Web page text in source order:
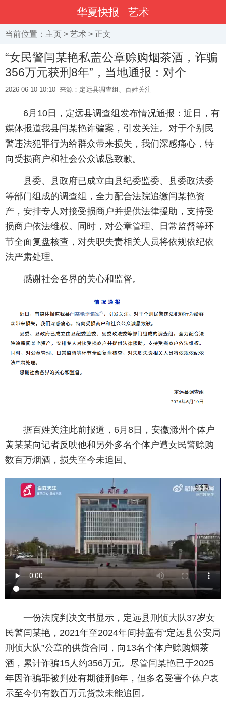
华夏快报 艺术
当前位置： 主页 > 艺术 > 正文
“女民警闫某艳私盖公章赊购烟茶酒，诈骗
356万元获刑8年”，当地通报：对个
2026-06-10 10:10 来源：定远县调查组、百姓关注
6月10日，定远县调查组发布情况通报：近日，有
媒体报道我县闫某艳诈骗案，引发关注。对于个别民
警违法犯罪行为给群众带来损失，我们深感痛心，特
向受损商户和社会公众诚恳致歉。
县委、县政府已成立由县纪委监委、县委政法委
等部门组成的调查组，全力配合法院追缴闫某艳资
产，安排专人对接受损商户并提供法律援助，支持受
损商户依法维权。同时，对公章管理、日常监督等环
节全面复盘核查，对失职失责相关人员将依规依纪依
法严肃处理。
感谢社会各界的关心和监督。
据百姓关注此前报道，6月8日，安徽滁州个体户
黄某某向记者反映他和另外多名个体户遭女民警赊购
数百万烟酒，损失至今未追回。
一份法院判决文书显示，定远县刑侦大队37岁女
民警闫某艳，2021年至2024年间持盖有“定远县公安局
刑侦大队”公章的供货合同，向13名个体户赊购烟茶
酒，累计诈骗15人约356万元。尽管闫某艳已于2025
年因诈骗罪被判处有期徒刑8年，但多名受害个体户表
示至今仍有数百万元货款未能追回。